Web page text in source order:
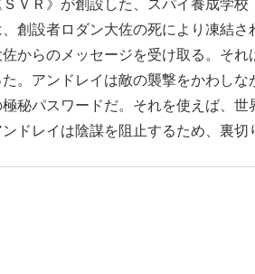
ＶＲ》が創設した、スパイ養成学
創設者ロダン大佐の死により凍結
からのメッセージを受け取る。そ
。アンドレイは敵の襲撃をかわし
秘パスワードだ。それを使えば、
ドレイは陰謀を阻止するため、裏